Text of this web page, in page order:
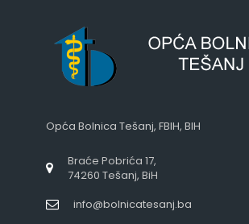
Opća Bolnica Tešanj, FBIH, BIH
Braće Pobrića 17,
74260 Tešanj, BiH
info@bolnicatesanj.ba